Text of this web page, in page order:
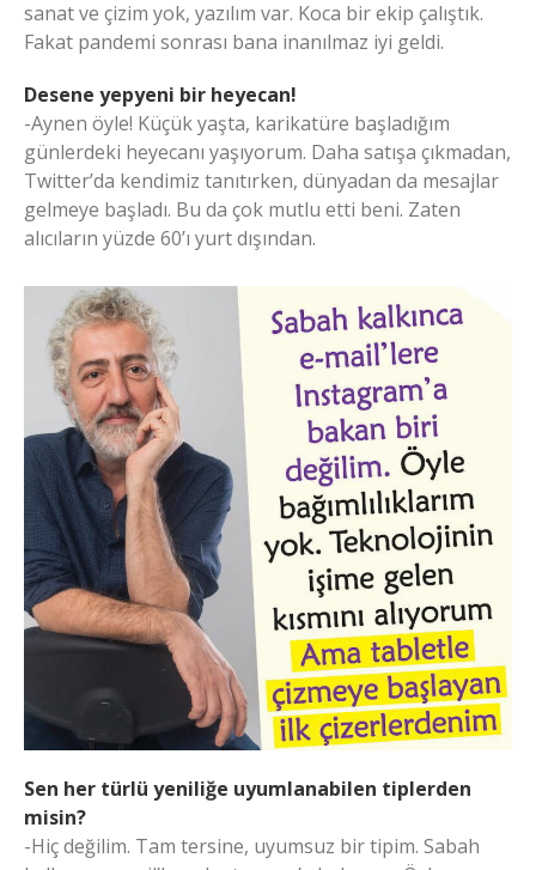
sanat ve çizim yok, yazılım var. Koca bir ekip çalıştık.
Fakat pandemi sonrası bana inanılmaz iyi geldi.
Desene yepyeni bir heyecan!
-Aynen öyle! Küçük yaşta, karikatüre başladığım
günlerdeki heyecanı yaşıyorum. Daha satışa çıkmadan,
Twitter’da kendimiz tanıtırken, dünyadan da mesajlar
gelmeye başladı. Bu da çok mutlu etti beni. Zaten
alıcıların yüzde 60’ı yurt dışından.
Sen her türlü yeniliğe uyumlanabilen tiplerden
misin?
-Hiç değilim. Tam tersine, uyumsuz bir tipim. Sabah